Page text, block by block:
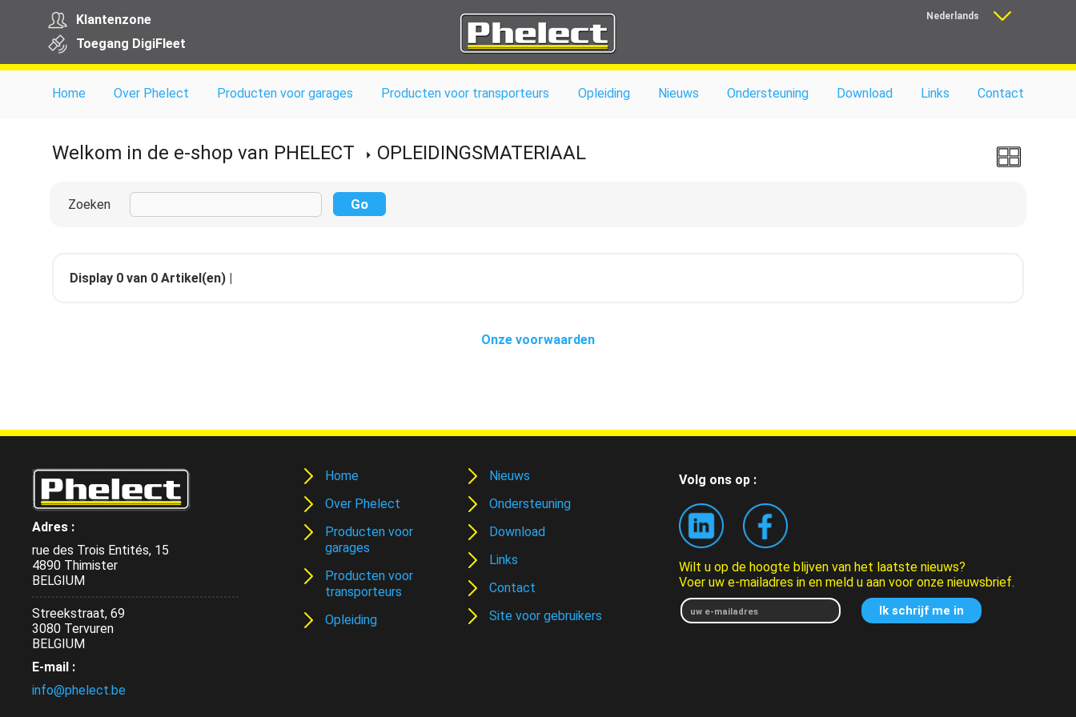
Klantenzone
Toegang DigiFleet
Nederlands
Home Over Phelect Producten voor garages Producten voor transporteurs Opleiding Nieuws Ondersteuning Download Links Contact
Welkom in de e-shop van PHELECT OPLEIDINGSMATERIAAL
Zoeken
Display 0 van 0 Artikel(en) |
Onze voorwaarden
Adres :
rue des Trois Entités, 15
4890 Thimister
BELGIUM
Streekstraat, 69
3080 Tervuren
BELGIUM
E-mail :
info@phelect.be
Home
Over Phelect
Producten voor
garages
Producten voor
transporteurs
Opleiding
Nieuws
Ondersteuning
Download
Links
Contact
Site voor gebruikers
Volg ons op :
Wilt u op de hoogte blijven van het laatste nieuws?
Voer uw e-mailadres in en meld u aan voor onze nieuwsbrief.